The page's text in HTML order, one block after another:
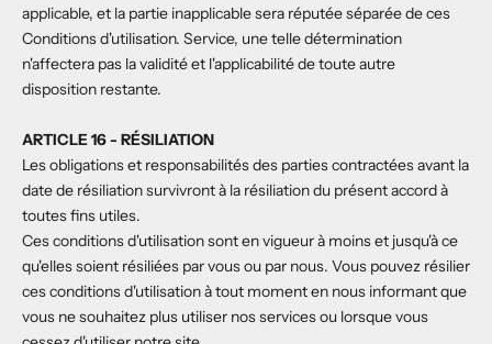
applicable, et la partie inapplicable sera réputée séparée de ces
Conditions d'utilisation. Service, une telle détermination
n'affectera pas la validité et l'applicabilité de toute autre
disposition restante.
ARTICLE 16 - RÉSILIATION
Les obligations et responsabilités des parties contractées avant la
date de résiliation survivront à la résiliation du présent accord à
toutes fins utiles.
Ces conditions d'utilisation sont en vigueur à moins et jusqu'à ce
qu'elles soient résiliées par vous ou par nous. Vous pouvez résilier
ces conditions d'utilisation à tout moment en nous informant que
vous ne souhaitez plus utiliser nos services ou lorsque vous